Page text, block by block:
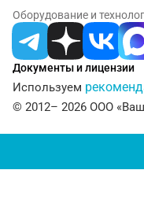
Серпухов
Смоленск
Сочи
Ставрополь
Сургут
Документы и лицензии
Используем
© 2012– 2026 ООО
Оборудование и